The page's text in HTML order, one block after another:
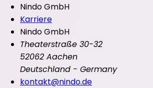
Nindo GmbH
Karriere
Nindo GmbH
Theaterstraße 30-32
52062 Aachen
Deutschland - Germany
kontakt@nindo.de